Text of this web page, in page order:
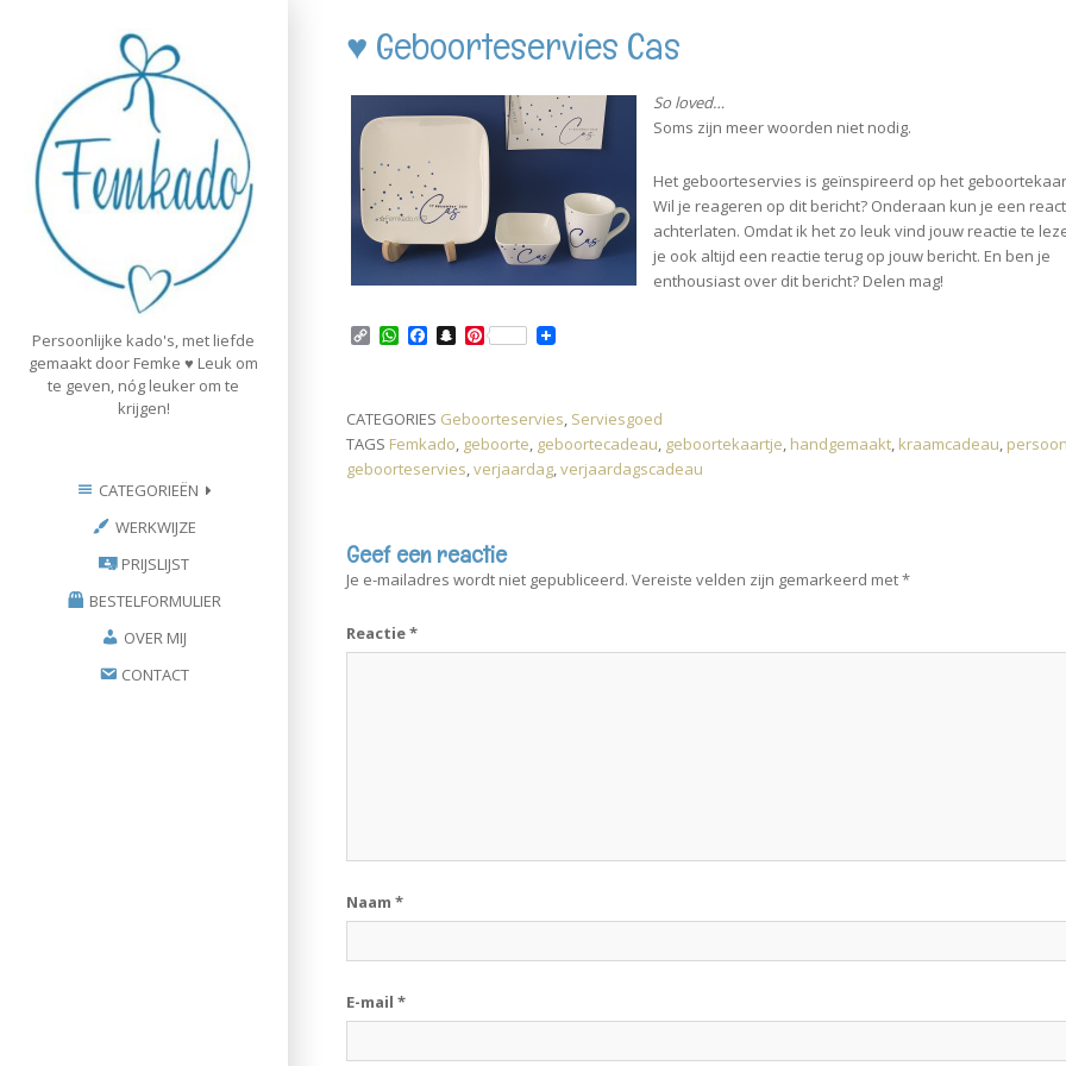
Persoonlijke kado's, met liefde
gemaakt door Femke ♥ Leuk om
te geven, nóg leuker om te
krijgen!
CATEGORIEËN
WERKWIJZE
PRIJSLIJST
BESTELFORMULIER
OVER MIJ
CONTACT
♥ Geboorteservies Cas
So loved…
Soms zijn meer woorden niet nodig.
Het geboorteservies is geïnspireerd op het
Wil je reageren op dit bericht? Onderaan kun je een
achterlaten. Omdat ik het zo leuk vind jouw reactie te
je ook altijd een reactie terug op jouw bericht. En ben je
enthousiast over dit bericht? Delen mag!
C
o
L
i
n
k
W
h
s
A
p
p
F
a
b
o
o
k
S
n
c
h
a
t
P
i
e
r
e
s
CATEGORIES Geboorteservies, Serviesgoed
TAGS Femkado, geboorte, geboortecadeau, geboortekaartje, handgemaakt, kraamcadeau,
geboorteservies,verjaardag,verjaardagscadeau
Geef een reactie
Je e-mailadres wordt niet gepubliceerd. Vereiste velden zijn gemarkeerd met*
Reactie*
Naam*
E-mail*